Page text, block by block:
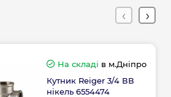
На складі в м.Дніпро
Кутник Reiger 3/4 ВВ
нікель 6554474